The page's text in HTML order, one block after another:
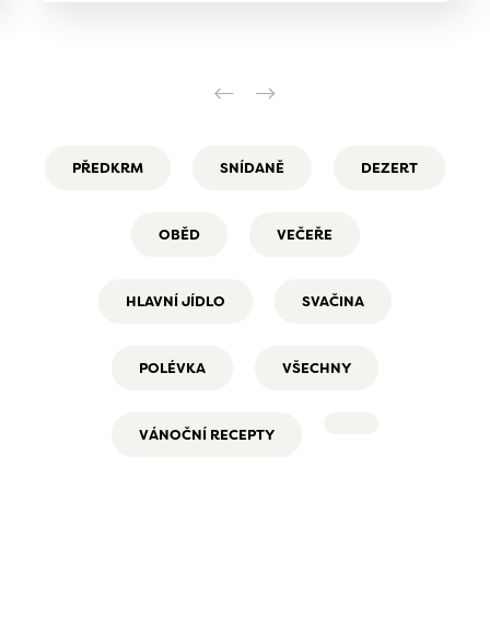
PŘEDKRM SNÍDANĚ DEZERT
OBĚD VEČEŘE
HLAVNÍ JÍDLO SVAČINA
POLÉVKA VŠECHNY
VÁNOČNÍ RECEPTY